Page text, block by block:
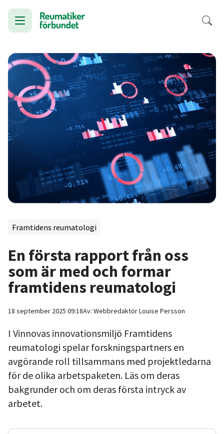
Framtidens reumatologi
En första rapport från oss
som är med och formar
framtidens reumatologi
18 september 2025 09:18Av: WebbredaktörLouise Persson
I Vinnovas innovationsmiljö Framtidens
reumatologi spelar forskningspartners en
avgörande roll tillsammans med projektledarna
för de olika arbetspaketen. Läs om deras
bakgrunder och om deras första intryck av
arbetet.